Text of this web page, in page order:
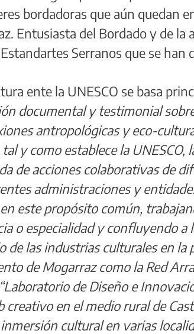
bordadoras que aún quedan
Entusiasta del Bordado y de la
Serranos que se han
ente la UNESCO se basa
documental y testimonial
antropológicas y eco-
y como establece la UNESCO,
de acciones colaborativas de
administraciones y
este propósito común,
o especialidad y confluyendo a
de las industrias culturales en
de Mogarraz como la Red
de Diseño e
creativo en el medio rural de
cultural en varias